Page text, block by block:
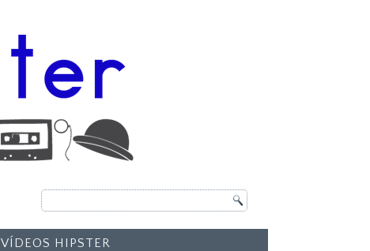
VÍDEOS HIPSTER